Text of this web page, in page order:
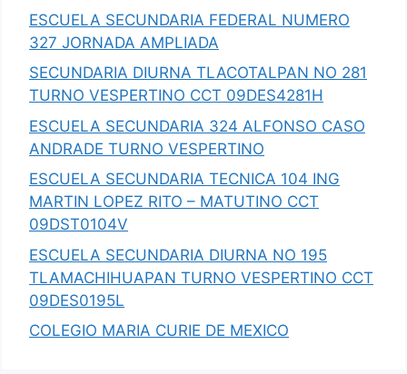
ESCUELA SECUNDARIA FEDERAL NUMERO
327 JORNADA AMPLIADA
SECUNDARIA DIURNA TLACOTALPAN NO 281
TURNO VESPERTINO CCT 09DES4281H
ESCUELA SECUNDARIA 324 ALFONSO CASO
ANDRADE TURNO VESPERTINO
ESCUELA SECUNDARIA TECNICA 104 ING
MARTIN LOPEZ RITO – MATUTINO CCT
09DST0104V
ESCUELA SECUNDARIA DIURNA NO 195
TLAMACHIHUAPAN TURNO VESPERTINO CCT
09DES0195L
COLEGIO MARIA CURIE DE MEXICO